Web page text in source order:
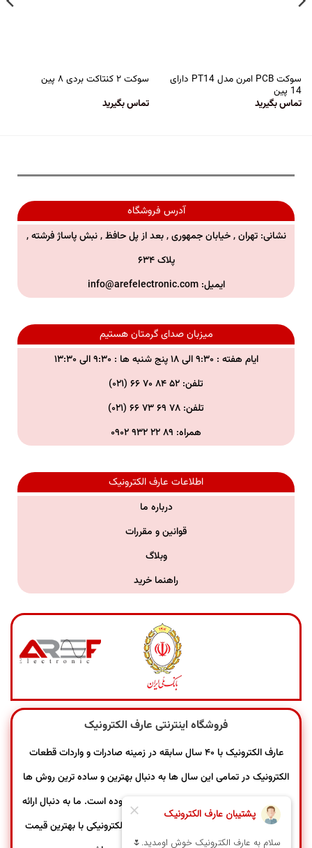
سوکت PCB امرن مدل PT14 دارای
14 پین
تماس بگیرید
سوکت ۲ کنتاکت بردی ۸ پین
تماس بگیرید
آدرس فروشگاه
نشانی: تهران , خیابان جمهوری , بعد از پل حافظ , نبش پاساژ فرشته ,
پلاک ۶۳۴
ایمیل:info@arefelectronic.com
میزبان صدای گرمتان هستیم
ایام هفته : ۹:۳۰ الی ۱۸ پنج شنبه ها : ۹:۳۰ الی ۱۳:۳۰
تلفن: ۵۲ ۸۴ ۷۰ ۶۶ (۰۲۱)
تلفن: ۷۸ ۶۹ ۷۳ ۶۶ (۰۲۱)
همراه:
اطلاعات عارف الکترونیک
درباره ما
قوانین و مقررات
وبلاگ
راهنما خرید
فروشگاه اینترنتی عارف الکترونیک
عارف الکترونیک با ۴۰ سال سابقه در زمینه صادرات و واردات قطعات
الکترونیک در تمامی این سال ها به دنبال بهترین و ساده ترین روش ها
برای خدمات ارزنده تر به مشتریان عزیز خود بوده است. ما به دنبال ارائه
خدمات بهتر و سریع تر و فروش محصولات الکترونیکی با بهترین قیمت